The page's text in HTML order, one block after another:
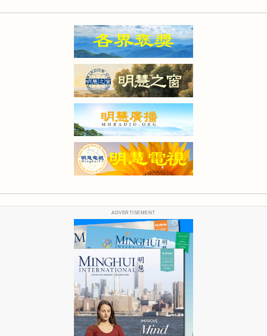
ADVERTISEMENT